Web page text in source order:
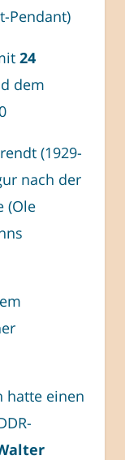
Pendant)
24
dem
(1929-
nach der
(Ole
hatte einen